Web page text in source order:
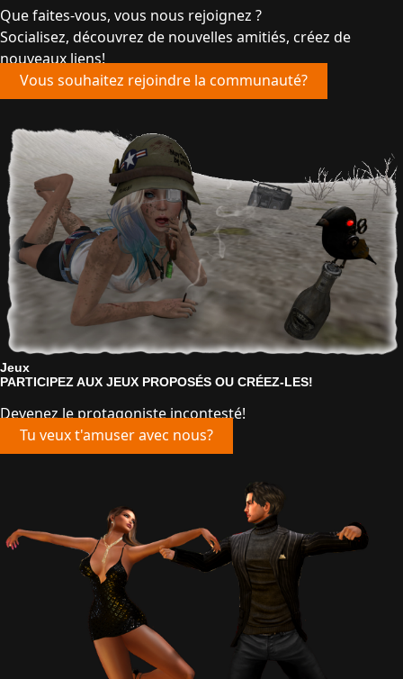
Que faites-vous, vous nous rejoignez ?
Socialisez, découvrez de nouvelles amitiés, créez de
nouveaux liens!
Vous souhaitez rejoindre la communauté?
Jeux
PARTICIPEZ AUX JEUX PROPOSÉS OU CRÉEZ-LES!
Devenez le protagoniste incontesté!
Tu veux t'amuser avec nous?